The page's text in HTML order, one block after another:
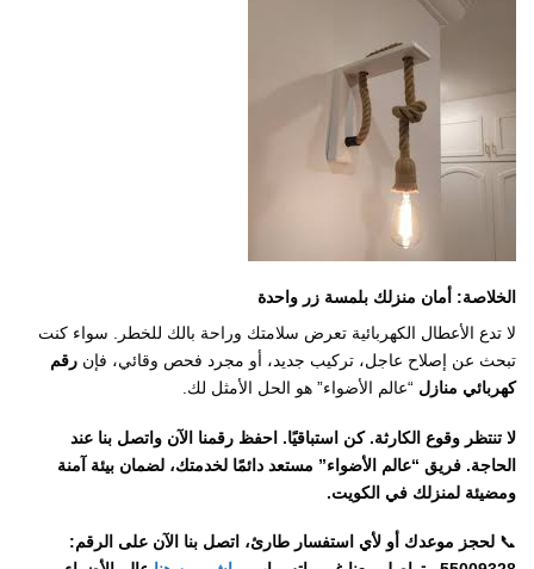
الخلاصة: أمان منزلك بلمسة زر واحدة
لا تدع الأعطال الكهربائية تعرض سلامتك وراحة بالك للخطر. سواء كنت
تبحث عن إصلاح عاجل، تركيب جديد، أو مجرد فحص وقائي، فإن رقم
كهربائي منازل “عالم الأضواء” هو الحل الأمثل لك.
لا تنتظر وقوع الكارثة. كن استباقيًا. احفظ رقمنا الآن واتصل بنا عند
الحاجة. فريق “عالم الأضواء” مستعد دائمًا لخدمتك، لضمان بيئة آمنة
ومضيئة لمنزلك في الكويت.
📞 لحجز موعدك أو لأي استفسار طارئ، اتصل بنا الآن على الرقم: